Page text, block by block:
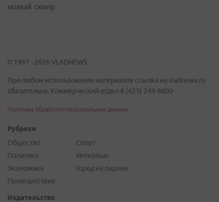
новый сквер
© 1997 - 2026 VLADNEWS
При любом использовании материалов ссылка на vladnews.ru
обязательна. Коммерческий отдел 8 (423) 249-8800
Политика обработки персональных данных
Рубрики
Общество
Политика
Экономика
Происшествия
Спорт
Интервью
Город на ладони
Издательство